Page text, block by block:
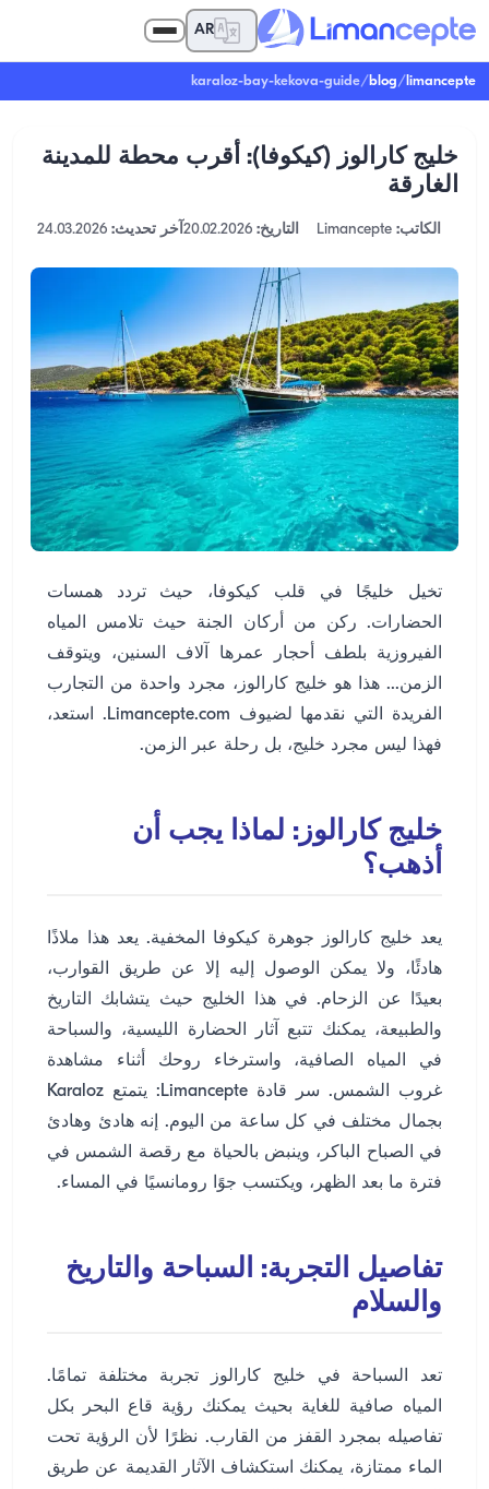
AR
limancepte
/
blog
/
karaloz-bay-kekova-guide
خليج كارالوز (كيكوفا): أقرب محطة للمدينة
الغارقة
الكاتب: التاريخ: 20.02.2026آخر تحديث: 24.03.2026
تخيل خليجًا في قلب كيكوفا، حيث تردد همسات
الحضارات. ركن من أركان الجنة حيث تلامس المياه
الفيروزية بلطف أحجار عمرها آلاف السنين، ويتوقف
الزمن... هذا هو خليج كارالوز، مجرد واحدة من التجارب
الفريدة التي نقدمها لضيوف Limancepte.com. استعد،
فهذا ليس مجرد خليج، بل رحلة عبر الزمن.
خليج كارالوز: لماذا يجب أن
أذهب؟
يعد خليج كارالوز جوهرة كيكوفا المخفية. يعد هذا ملاذًا
هادئًا، ولا يمكن الوصول إليه إلا عن طريق القوارب،
بعيدًا عن الزحام. في هذا الخليج حيث يتشابك التاريخ
والطبيعة، يمكنك تتبع آثار الحضارة الليسية، والسباحة
في المياه الصافية، واسترخاء روحك أثناء مشاهدة
غروب الشمس. سر قادة Limancepte: يتمتع Karaloz
بجمال مختلف في كل ساعة من اليوم. إنه هادئ وهادئ
في الصباح الباكر، وينبض بالحياة مع رقصة الشمس في
فترة ما بعد الظهر، ويكتسب جوًا رومانسيًا في المساء.
تفاصيل التجربة: السباحة والتاريخ
والسلام
تعد السباحة في خليج كارالوز تجربة مختلفة تمامًا.
المياه صافية للغاية بحيث يمكنك رؤية قاع البحر بكل
تفاصيله بمجرد القفز من القارب. نظرًا لأن الرؤية تحت
الماء ممتازة، يمكنك استكشاف الآثار القديمة عن طريق